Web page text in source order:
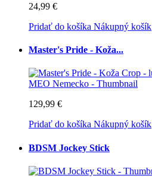
24,99 €
Pridať do košíka Nákupný košík
Master's Pride - Koža...
129,99 €
Pridať do košíka Nákupný košík
BDSM Jockey Stick